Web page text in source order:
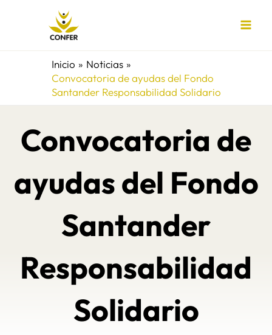
Inicio
Noticias
Convocatoria de ayudas del Fondo
Santander Responsabilidad Solidario
Convocatoria de
ayudas del Fondo
Santander
Responsabilidad
Solidario